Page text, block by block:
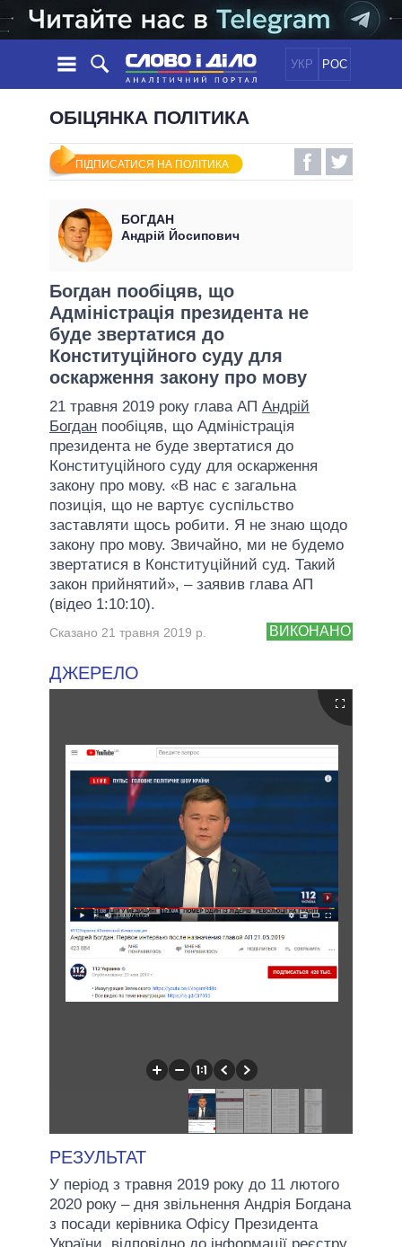
УКР РОС
НОВИНИ
СТРІЧКА
ПОДІЇ
СТАТТІ
ДУМКИ
ОГЛЯДИ
ДАЙДЖЕСТИ
ПОЛІТИКА
ЕКОНОМІКА
СВІТ
ОБIЦЯНКИ
УСІ ПОЛІТИКИ
ПРЕЗИДЕНТ І ОФІС
ВЕРХОВНА РАДА
КАБІНЕТ МІНІСТРІВ
ГОЛОВИ ОБЛАДМІНІСТРАЦІЙ
МЕРИ МІСТ
ВСІ ПЕРСОНИ
ІНФОГРАФІКА
ПІДТРИМАТИ
ПОРІВНЯННЯ ПОЛІТИКІВ
ОБІЦЯНКА ПОЛІТИКА
ПІДПИСАТИСЯ НА ПОЛІТИКА
БОГДАН
Андрій Йосипович
Богдан пообіцяв, що
Адміністрація президента не
буде звертатися до
Конституційного суду для
оскарження закону про мову
21 травня 2019 року глава АП Андрій
Богдан пообіцяв, що Адміністрація
президента не буде звертатися до
Конституційного суду для оскарження
закону про мову. «В нас є загальна
позиція, що не вартує суспільство
заставляти щось робити. Я не знаю щодо
закону про мову. Звичайно, ми не будемо
звертатися в Конституційний суд. Такий
закон прийнятий», – заявив глава АП
(відео 1:10:10).
ВИКОНАНО
Сказано 21 травня 2019 р.
ДЖЕРЕЛО
РЕЗУЛЬТАТ
У період з травня 2019 року до 11 лютого
2020 року – дня звільнення Андрія Богдана
з посади керівника Офісу Президента